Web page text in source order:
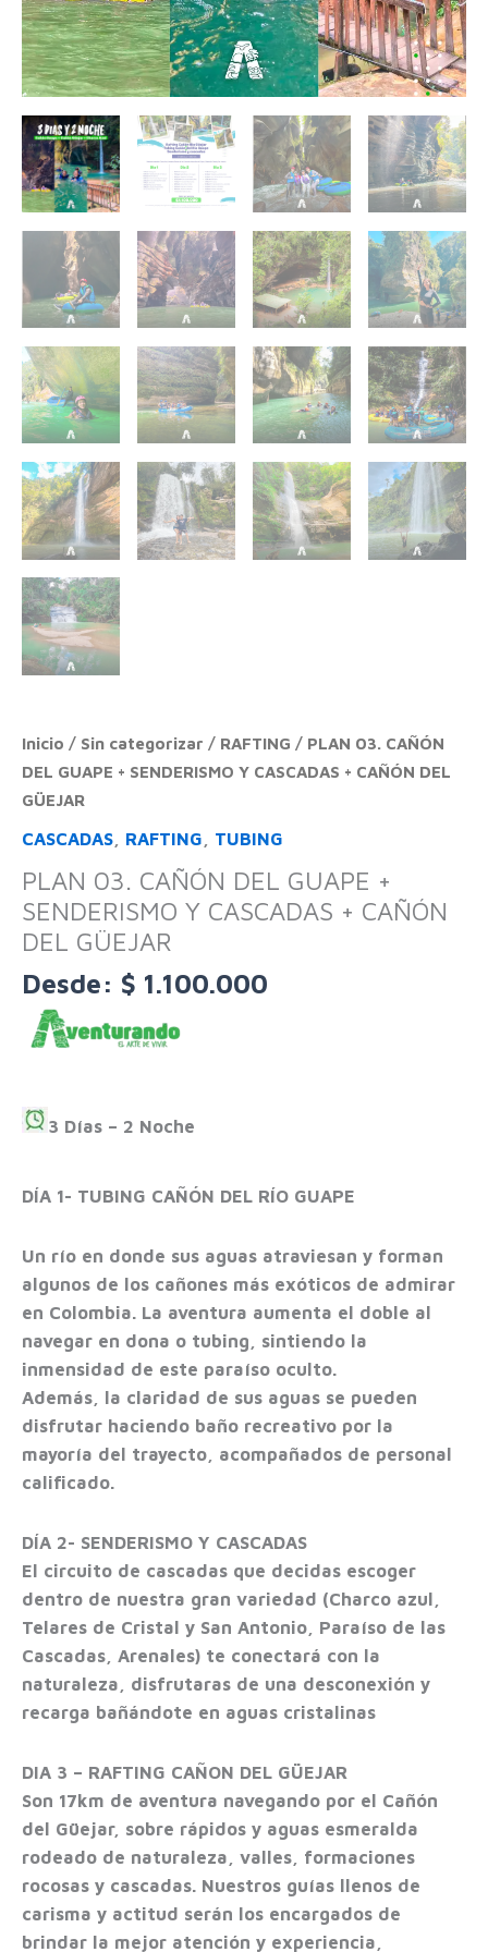
Inicio / Sin categorizar / RAFTING / PLAN 03. CAÑÓN
DEL GUAPE + SENDERISMO Y CASCADAS + CAÑÓN DEL
GÜEJAR
CASCADAS RAFTING TUBING
PLAN 03. CAÑÓN DEL GUAPE +
SENDERISMO Y CASCADAS + CAÑÓN
DEL GÜEJAR
Desde: $ 1.100.000
3 Días – 2 Noche
DÍA 1- TUBING CAÑÓN DEL RÍO GUAPE
Un río en donde sus aguas atraviesan y forman
algunos de los cañones más exóticos de admirar
en Colombia. La aventura aumenta el doble al
navegar en dona o tubing, sintiendo la
inmensidad de este paraíso oculto.
Además, la claridad de sus aguas se pueden
disfrutar haciendo baño recreativo por la
mayoría del trayecto, acompañados de personal
calificado.
DÍA 2- SENDERISMO Y CASCADAS
El circuito de cascadas que decidas escoger
dentro de nuestra gran variedad (Charco azul,
Telares de Cristal y San Antonio, Paraíso de las
Cascadas, Arenales) te conectará con la
naturaleza, disfrutaras de una desconexión y
recarga bañándote en aguas cristalinas
DIA 3 – RAFTING CAÑON DEL GÜEJAR
Son 17km de aventura navegando por el Cañón
del Güejar, sobre rápidos y aguas esmeralda
rodeado de naturaleza, valles, formaciones
rocosas y cascadas. Nuestros guías llenos de
carisma y actitud serán los encargados de
brindar la mejor atención y experiencia,